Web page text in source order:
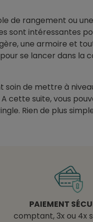
de rangement ou
sont intéressantes
une armoire et
se lancer dans la
de mettre à
cette suite, vous
Rien de plus
PAIEMENT
comptant, 3x ou 4x